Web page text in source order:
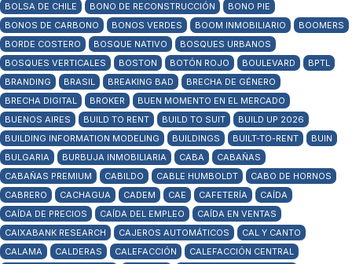
BOLSA DE CHILE
BONO DE RECONSTRUCCIÓN
BONO PIE
BONOS DE CARBONO
BONOS VERDES BOOM INMOBILIARIO
BOOMERS
BORDE COSTERO
BOSQUE NATIVO
BOSQUES URBANOS
BOSQUES VERTICALES
BOSTON BOTÓN ROJO BOULEVARD
BPTL
BRANDING
BRASIL BREAKING BAD
BRECHA DE GÉNERO
BRECHA DIGITAL
BROKER
BUEN MOMENTO EN EL MERCADO
BUENOS AIRES
BUILD TO RENT BUILD TO SUIT
BUILD UP 2026
BUILDING INFORMATION MODELING
BUILDINGS BUILT-TO-RENT
BUIN
BULGARIA
BURBUJA INMOBILIARIA CABA
CABAÑAS
CABAÑAS PREMIUM
CABILDO CABLE HUMBOLDT
CABO DE HORNOS
CABRERO
CACHAGUA CADEM CAE CAFETERÍA
CAÍDA
CAÍDA DE PRECIOS
CAÍDA DEL EMPLEO
CAÍDA EN VENTAS
CAIXABANK RESEARCH
CAJEROS AUTOMÁTICOS
CAL Y CANTO
CALAMA
CALDERAS CALEFACCIÓN
CALEFACCIÓN CENTRAL